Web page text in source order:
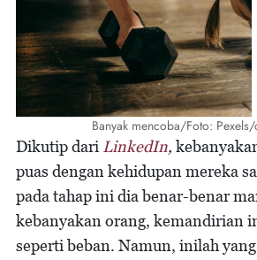
Banyak mencoba/Foto:
Dikutip dari LinkedIn,
puas dengan kehidupan mereka
pada tahap ini dia benar-benar
kebanyakan orang, kemandirian
seperti beban. Namun, inilah